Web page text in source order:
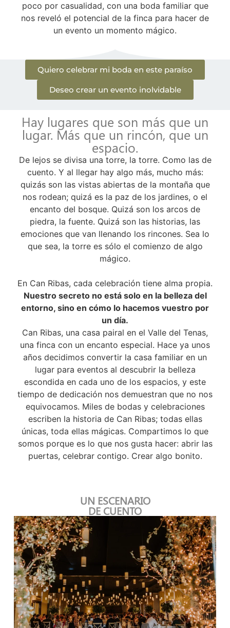
poco por casualidad, con una boda familiar que
nos reveló el potencial de la finca para hacer de
un evento un momento mágico.
Quiero celebrar mi boda en este paraíso
Deseo crear un evento inolvidable
Hay lugares que son más que un
lugar. Más que un rincón, que un
espacio.
De lejos se divisa una torre, la torre. Como las de
cuento. Y al llegar hay algo más, mucho más:
quizás son las vistas abiertas de la montaña que
nos rodean; quizá es la paz de los jardines, o el
encanto del bosque. Quizá son los arcos de
piedra, la fuente. Quizá son las historias, las
emociones que van llenando los rincones. Sea lo
que sea, la torre es sólo el comienzo de algo
mágico.
En Can Ribas, cada celebración tiene alma propia.
Nuestro secreto no está solo en la belleza del
entorno, sino en cómo lo hacemos vuestro por
un día.
Can Ribas, una casa pairal en el Valle del Tenas,
una finca con un encanto especial. Hace ya unos
años decidimos convertir la casa familiar en un
lugar para eventos al descubrir la belleza
escondida en cada uno de los espacios, y este
tiempo de dedicación nos demuestran que no nos
equivocamos. Miles de bodas y celebraciones
escriben la historia de Can Ribas; todas ellas
únicas, toda ellas mágicas. Compartimos lo que
somos porque es lo que nos gusta hacer: abrir las
puertas, celebrar contigo. Crear algo bonito.
UN ESCENARIO
DE CUENTO